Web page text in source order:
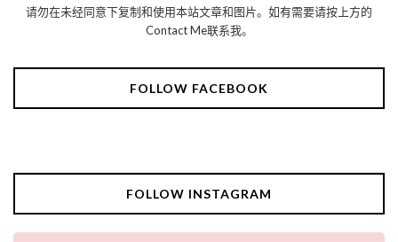
请勿在未经同意下复制和使用本站文章和图片。如有需要请按上方的
Contact Me联系我。
FOLLOW FACEBOOK
FOLLOW INSTAGRAM